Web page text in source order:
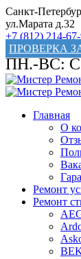
Санкт-
ул.Марата д.32
+7 (812) 214-
ПРОВЕРКА
ПН.-ВС: С
Главная
О
Ремонт
Ремонт